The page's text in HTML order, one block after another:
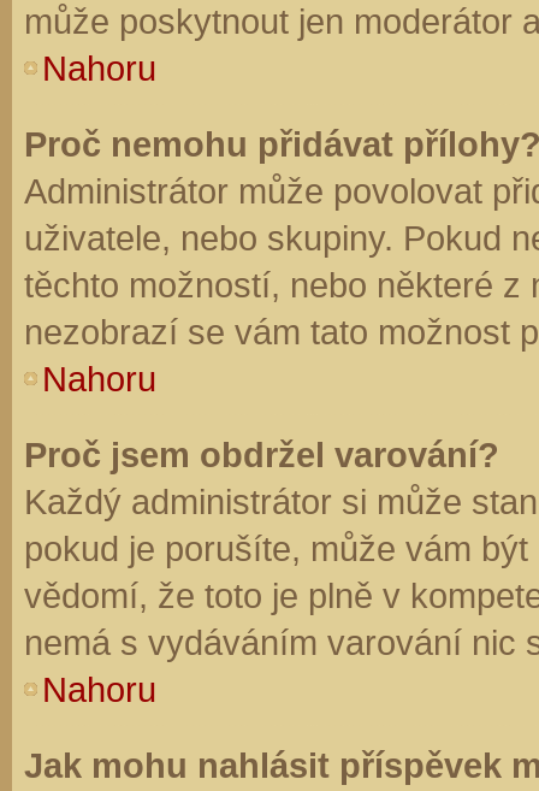
může poskytnout jen moderátor
Nahoru
Proč nemohu přidávat
Administrátor může povolovat
uživatele, nebo skupiny. Pokud
těchto možností, nebo některé z
nezobrazí se vám tato možnost
Nahoru
Proč jsem obdržel varování?
Každý administrátor si může
pokud je porušíte, může vám
vědomí, že toto je plně v
nemá s vydáváním varování nic
Nahoru
Jak mohu nahlásit příspěvek